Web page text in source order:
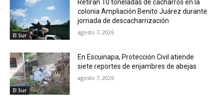
El Sur
Retiran 10 toneladas de cacharros en la
colonia Ampliación Benito Juárez durante
jornada de descacharrización
agosto 7, 2026
El Sur
En Escuinapa, Protección Civil atiende
siete reportes de enjambres de abejas
agosto 7, 2026